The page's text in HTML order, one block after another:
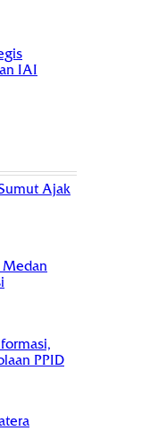
IAI
Ajak
Medan
PPID